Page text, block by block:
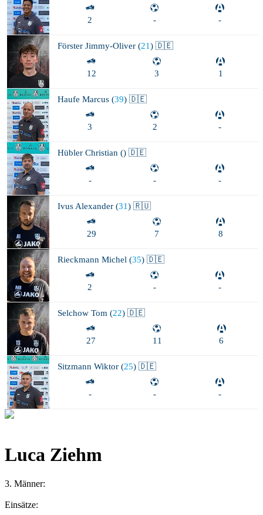
2 - -
Förster Jimmy-Oliver (21) 🇩🇪
12 3 1
Haufe Marcus (39) 🇩🇪
3 2 -
Hübler Christian () 🇩🇪
- - -
Ivus Alexander (31) 🇷🇺
29 7 8
Rieckmann Michel (35) 🇩🇪
2 - -
Selchow Tom (22) 🇩🇪
27 11 6
Sitzmann Wiktor (25) 🇩🇪
- - -
Luca Ziehm
3. Männer:
Einsätze: